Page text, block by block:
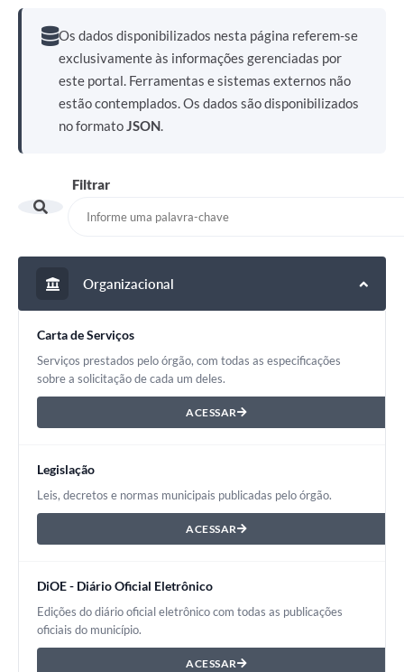
Os dados disponibilizados nesta página referem-se
exclusivamente às informações gerenciadas por
este portal. Ferramentas e sistemas externos não
estão contemplados. Os dados são disponibilizados
no formatoJSON.
Filtrar
Organizacional
Carta de Serviços
Serviços prestados pelo órgão, com todas as especificações
sobre a solicitação de cada um deles.
ACESSAR
Legislação
Leis, decretos e normas municipais publicadas pelo órgão.
ACESSAR
DiOE - Diário Oficial Eletrônico
Edições do diário oficial eletrônico com todas as publicações
oficiais do município.
ACESSAR